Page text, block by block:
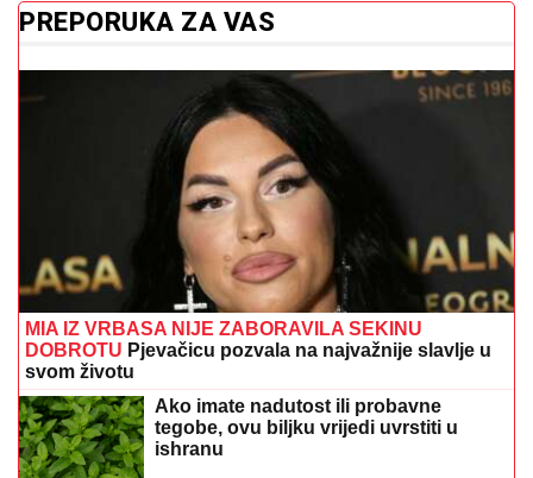
PREPORUKA ZA VAS
MIA IZ VRBASA NIJE ZABORAVILA SEKINU
DOBROTU Pjevačicu pozvala na najvažnije slavlje u
svom životu
Ako imate nadutost ili probavne
tegobe, ovu biljku vrijedi uvrstiti u
ishranu